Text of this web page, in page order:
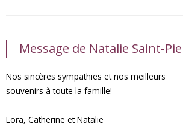
Message de Natalie Saint-
Nos sincères sympathies et nos meilleurs
souvenirs à toute la famille!
Lora, Catherine et Natalie